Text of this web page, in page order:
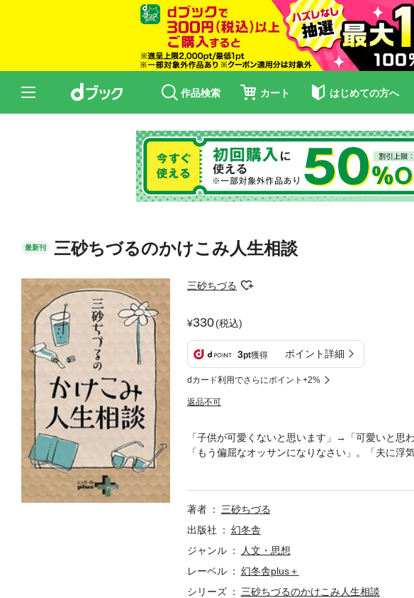
作品検索 カート はじめての方へ
最新刊 三砂ちづるのかけこみ人生相談
三砂ちづる
330(税込)
3pt獲得 ポイント詳細
dカード利用でさらにポイント+2%
返品不可
「子供が可愛くないと思います」→「可愛いと
「もう偏屈なオッサンになりなさい」。「夫に
しましょう」。予想もしないところから弾が飛ん
業後の進路が決まらず、死んでしまいたいぐらい
くれません」回答「あなたが腹を立てているのは
用面接が苦手な息子にアドバイスをいただけませ
症の父の介護でいっぱいいっぱいです」回答「あ
か？」回答「古今東西、女は『男に貢ぐ幸せ』を
著者
三砂ちづる
出版社
幻冬舎
ジャンル
人文・思想
レーベル
幻冬舎plus＋
シリーズ
三砂ちづるのかけこみ人生相談